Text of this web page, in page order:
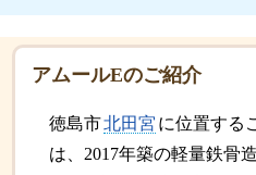
アムールEのご紹介
徳島市北田宮 に位置する
は、2017年築の軽量鉄骨